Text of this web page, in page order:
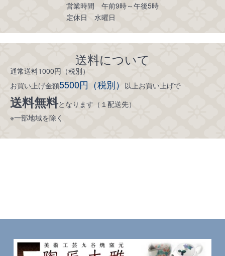
営業時間 午前9時～午後5時
定休日 水曜日
送料について
通常送料1000円（税別）
お買い上げ金額5500円（税別） 以上お買い上げで
送料無料となります（１配送先）
※一部地域を除く